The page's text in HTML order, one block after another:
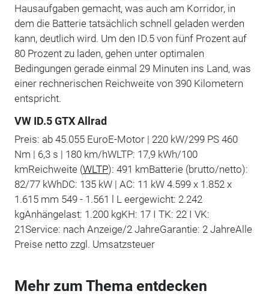
Hausaufgaben gemacht, was auch am Korridor, in
dem die Batterie tatsächlich schnell geladen werden
kann, deutlich wird. Um den ID.5 von fünf Prozent auf
80 Prozent zu laden, gehen unter optimalen
Bedingungen gerade einmal 29 Minuten ins Land, was
einer rechnerischen Reichweite von 390 Kilometern
entspricht.
VW ID.5 GTX Allrad
Preis: ab 45.055 EuroE-Motor | 220 kW/299 PS 460
Nm | 6,3 s | 180 km/hWLTP: 17,9 kWh/100
kmReichweite (WLTP): 491 kmBatterie (brutto/netto):
82/77 kWhDC: 135 kW | AC: 11 kW 4.599 x 1.852 x
1.615 mm 549 - 1.561 l L eergewicht: 2.242
kgAnhängelast: 1.200 kgKH: 17 I TK: 22 I VK:
21Service: nach Anzeige/2 JahreGarantie: 2 JahreAlle
Preise netto zzgl. Umsatzsteuer
Mehr zum Thema entdecken